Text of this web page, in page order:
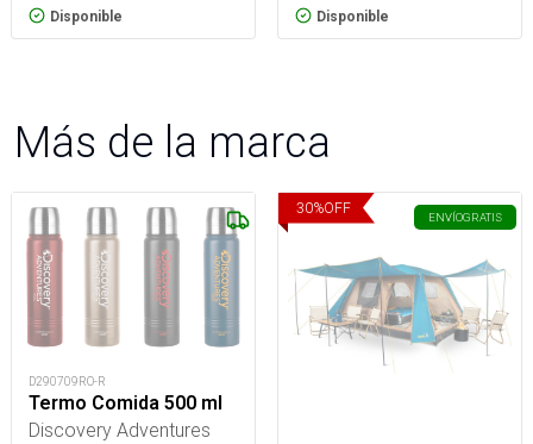
Disponible Disponible
Más de la marca
D290709RO-R
Termo Comida 500 ml
Discovery Adventures
30%OFF
ENVÍOGRATIS